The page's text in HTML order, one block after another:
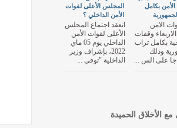
المجلس الأعلى لقوات
الأمن الداخلي ؟
انعقد اجتماع المجلس
الأعلى لقوات الأمن
الداخلي يوم 05 ماي
2022، بإشراف وزير
الداخلية "توفي ...
بكامل
الامن
الاربعاء وقفات
بكامل تراب
وذلك
على الس ...
مع الأخلاق الحميدة